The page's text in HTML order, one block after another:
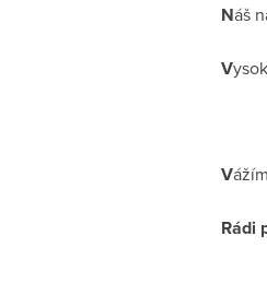
Náš
V
V
Rádi